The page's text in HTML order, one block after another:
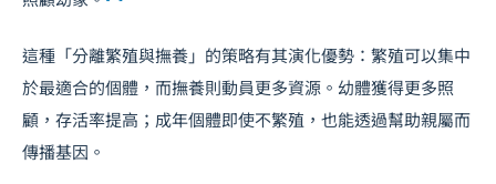
這種「分離繁殖與撫養」的策略有其演化優勢：繁殖可以集中
於最適合的個體，而撫養則動員更多資源。幼體獲得更多照
顧，存活率提高；成年個體即使不繁殖，也能透過幫助親屬而
傳播基因。